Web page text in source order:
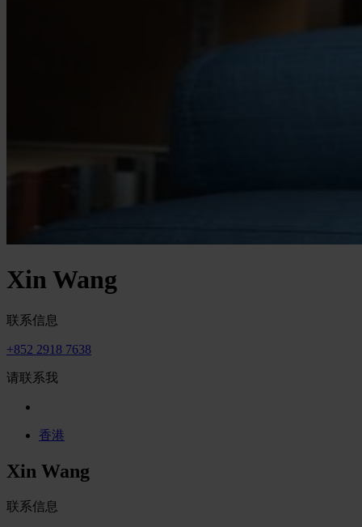
Xin Wang
联系信息
+852 2918 7638
请联系我
香港
Xin Wang
联系信息